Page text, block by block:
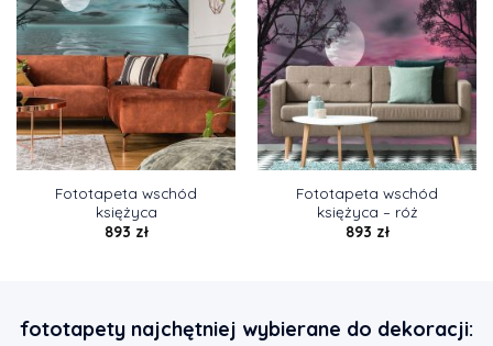
Fototapeta wschód
księżyca
893 zł
Fototapeta wschód
księżyca – róż
893 zł
fototapety najchętniej wybierane do dekoracji: